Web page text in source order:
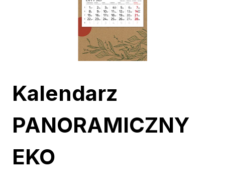
Kalendarz
PANORAMICZNY
EKO